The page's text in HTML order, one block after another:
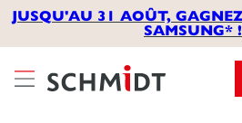
JUSQU'AU 31 AOÛT,
SAMSUNG* !